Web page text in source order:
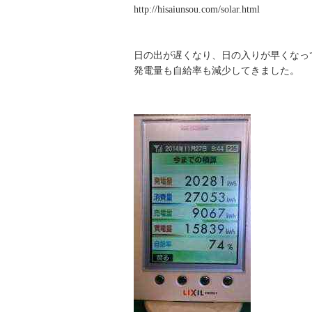
http://hisaiunsou.com/solar.html
日の出が遅くなり、日の入りが早くなっ
発電量も自給率も減少してきました。